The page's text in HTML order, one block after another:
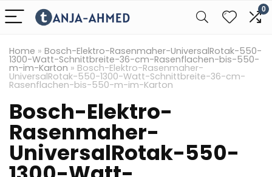
0
Home » Bosch-Elektro-Rasenmaher-UniversalRotak-550-
1300-Watt-Schnittbreite-36-cm-Rasenflachen-bis-550-
m-im-Karton » Bosch-Elektro-Rasenmaher-
UniversalRotak-550-1300-Watt-Schnittbreite-36-cm-
Rasenflachen-bis-550-m-im-Karton
Bosch-Elektro-
Rasenmaher-
UniversalRotak-550-